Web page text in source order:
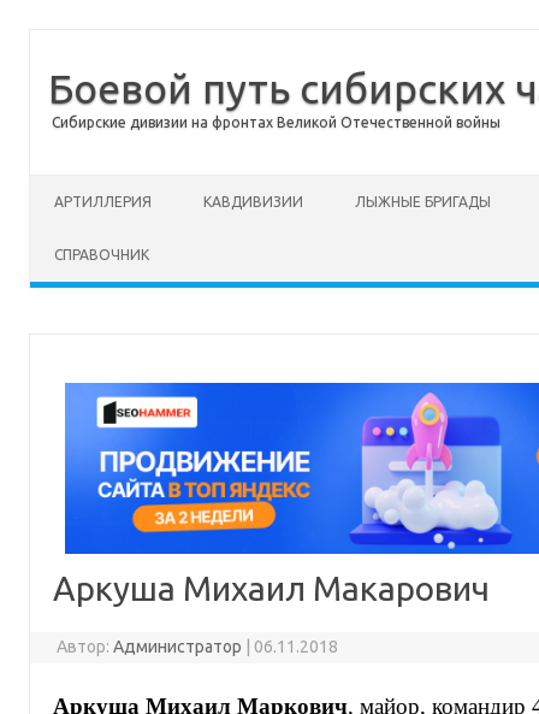
Боевой путь сибирских
Сибирские дивизии на фронтах Великой Отечественной войны
АРТИЛЛЕРИЯ КАВДИВИЗИИ ЛЫЖНЫЕ БРИГАДЫ
СПРАВОЧНИК
Аркуша Михаил Макарович
Автор:Администратор 06.11.2018
Аркуша Михаил Маркович, майор, командир